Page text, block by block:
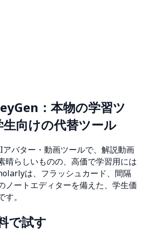
：本物の学習ツ
向けの代替ツール
バター・動画ツールで、解説動画
晴らしいものの、高価で学習用には
は、フラッシュカード、間隔
ノートエディターを備えた、学生価
。
で試す